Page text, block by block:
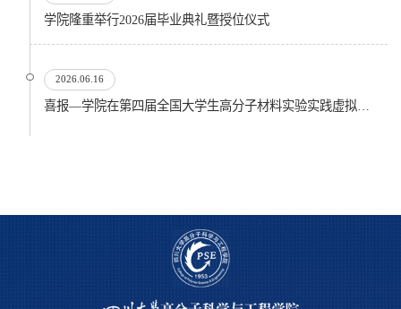
​学院隆重举行2026届毕业典礼暨授位仪式
2026.06.16